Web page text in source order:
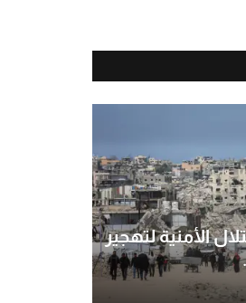
الأمنية لتهجير